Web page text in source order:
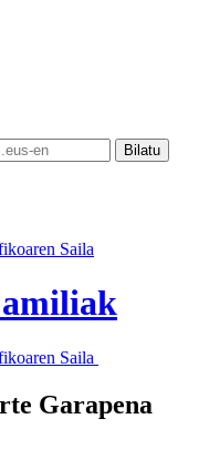
Saila
Saila
Garapena